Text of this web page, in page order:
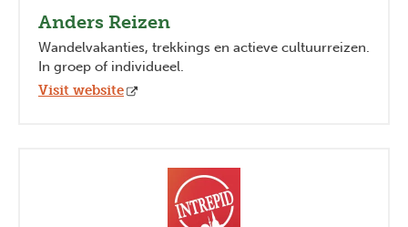
Anders Reizen
Wandelvakanties, trekkings en actieve cultuurreizen.
In groep of individueel.
Visit website